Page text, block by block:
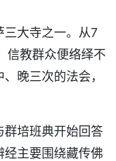
三大寺之一。从7
信教群众便络绎不
晚三次的法会，
群培班典开始回答
主要围绕藏传佛